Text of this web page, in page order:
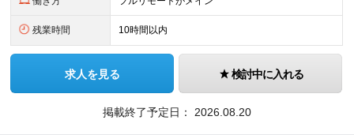
残業時間 10時間以内
求人を見る 検討中に入れる
掲載終了予定日： 2026.08.20